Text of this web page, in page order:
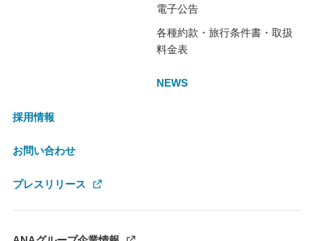
電子公告
各種約款・旅行条件書・取扱
料金表
NEWS
採用情報
お問い合わせ
プレスリリース